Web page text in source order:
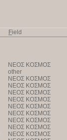
Field
NEOΣ KOΣMOΣ
other
NEOΣ KOΣMOΣ
NEOΣ KOΣMOΣ
NEOΣ KOΣMOΣ
NEOΣ KOΣMOΣ
NEOΣ KOΣMOΣ
NEOΣ KOΣMOΣ
NEOΣ KOΣMOΣ
NEOΣ KOΣMOΣ
NEOΣ KOΣMOΣ